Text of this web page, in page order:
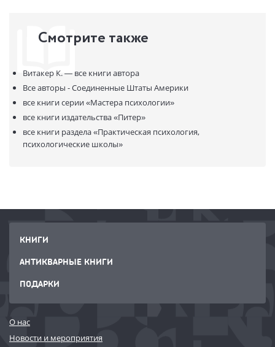
Смотрите также
Витакер К. — все книги автора
Все авторы - Соединенные Штаты Америки
все книги серии«Мастера психологии»
все книги издательства«Питер»
все книги раздела«Практическая психология,
психологические школы»
КНИГИ
АНТИКВАРНЫЕ КНИГИ
ПОДАРКИ
О нас
Новости и мероприятия